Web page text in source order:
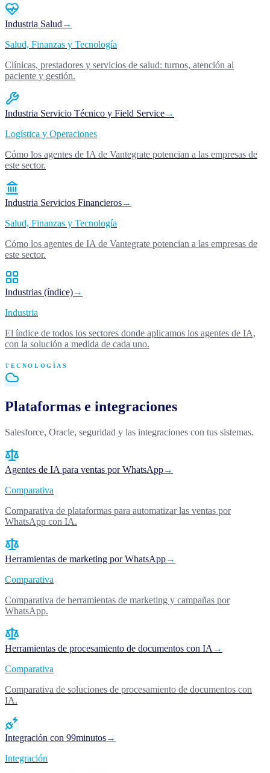
Industria Salud →
Salud, Finanzas y Tecnología
Clínicas, prestadores y servicios de salud: turnos, atención al
paciente y gestión.
Industria Servicio Técnico y Field Service→
Logística y Operaciones
Cómo los agentes de IA de Vantegrate potencian a las empresas de
este sector.
Industria Servicios Financieros→
Salud, Finanzas y Tecnología
Cómo los agentes de IA de Vantegrate potencian a las empresas de
este sector.
Industrias (índice)→
Industria
El índice de todos los sectores donde aplicamos los agentes de IA,
con la solución a medida de cada uno.
TECNOLOGÍAS
Plataformas e integraciones
Salesforce, Oracle, seguridad y las integraciones con tus sistemas.
Agentes de IA para ventas por WhatsApp→
Comparativa
Comparativa de plataformas para automatizar las ventas por
WhatsApp con IA.
Herramientas de marketing por WhatsApp→
Comparativa
Comparativa de herramientas de marketing y campañas por
WhatsApp.
Herramientas de procesamiento de documentos con IA →
Comparativa
Comparativa de soluciones de procesamiento de documentos con
IA.
Integración con 99minutos→
Integración